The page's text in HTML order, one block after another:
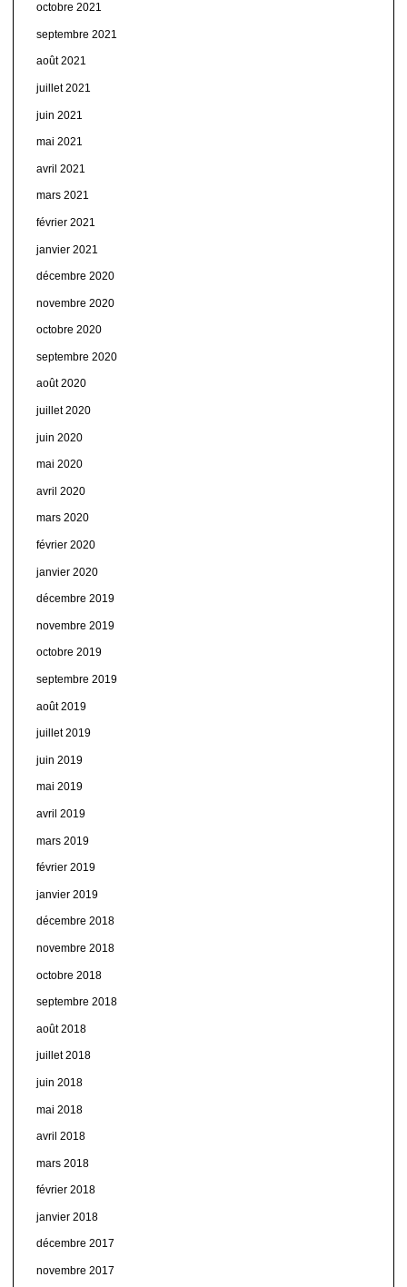
octobre 2021
septembre 2021
août 2021
juillet 2021
juin 2021
mai 2021
avril 2021
mars 2021
février 2021
janvier 2021
décembre 2020
novembre 2020
octobre 2020
septembre 2020
août 2020
juillet 2020
juin 2020
mai 2020
avril 2020
mars 2020
février 2020
janvier 2020
décembre 2019
novembre 2019
octobre 2019
septembre 2019
août 2019
juillet 2019
juin 2019
mai 2019
avril 2019
mars 2019
février 2019
janvier 2019
décembre 2018
novembre 2018
octobre 2018
septembre 2018
août 2018
juillet 2018
juin 2018
mai 2018
avril 2018
mars 2018
février 2018
janvier 2018
décembre 2017
novembre 2017